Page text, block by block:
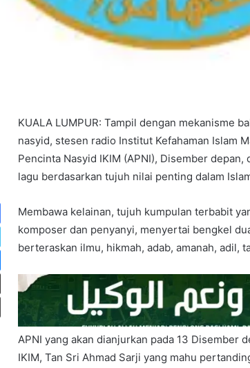
KUALA LUMPUR: Tampil dengan mekanisme
nasyid, stesen radio Institut Kefahaman Islam
Pencinta Nasyid IKIM (APNI), Disember
lagu berdasarkan tujuh nilai penting dalam
Membawa kelainan, tujuh kumpulan terbabit
komposer dan penyanyi, menyertai bengkel
berteraskan ilmu, hikmah, adab, amanah, adil,
APNI yang akan dianjurkan pada 13 Disember
IKIM, Tan Sri Ahmad Sarji yang mahu